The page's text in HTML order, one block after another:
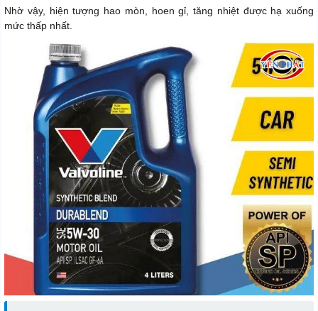
Nhờ vậy, hiện tượng hao mòn, hoen gỉ, tăng nhiệt được hạ xuống
mức thấp nhất.